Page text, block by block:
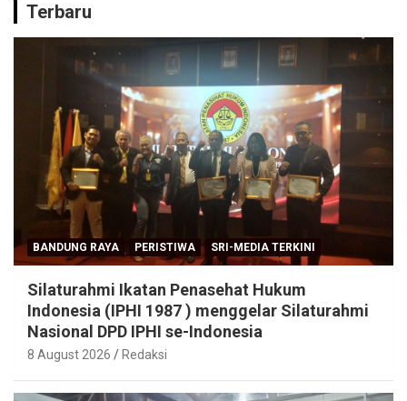
Terbaru
BANDUNG RAYA PERISTIWA SRI-MEDIA TERKINI
Silaturahmi Ikatan Penasehat Hukum
Indonesia (IPHI 1987 ) menggelar Silaturahmi
Nasional DPD IPHI se-Indonesia
8 August 2026 Redaksi